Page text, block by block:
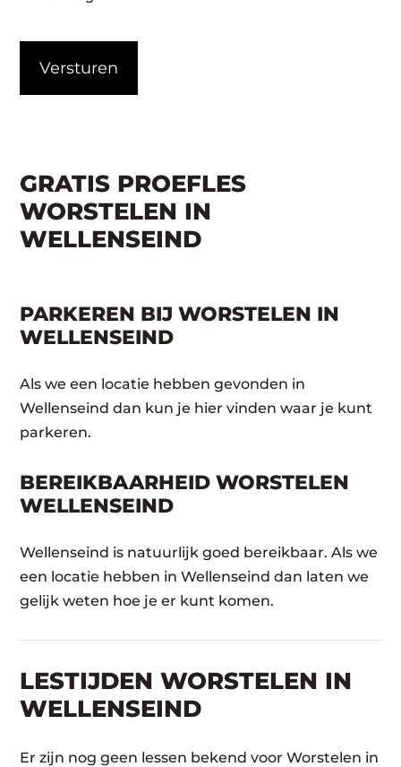
GRATIS PROEFLES
WORSTELEN IN
WELLENSEIND
PARKEREN BIJ WORSTELEN IN
WELLENSEIND
Als we een locatie hebben gevonden in
Wellenseind dan kun je hier vinden waar je kunt
parkeren.
BEREIKBAARHEID WORSTELEN
WELLENSEIND
Wellenseind is natuurlijk goed bereikbaar. Als we
een locatie hebben in Wellenseind dan laten we
gelijk weten hoe je er kunt komen.
LESTIJDEN WORSTELEN IN
WELLENSEIND
Er zijn nog geen lessen bekend voor Worstelen in